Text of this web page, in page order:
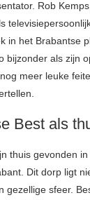
Rob
in het Brabantse
bijzonder als zijn
meer leuke
Best als
thuis gevonden
Dit dorp ligt
gezellige sfeer.